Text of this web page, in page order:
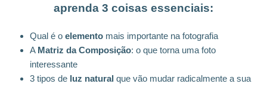
aprenda 3 coisas essenciais:
Qual é o elemento mais importante na fotografia
A Matriz da Composição: o que torna uma foto
interessante
3 tipos de luz natural que vão mudar radicalmente a sua